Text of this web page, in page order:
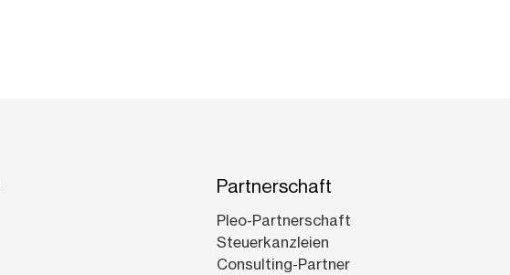
Partnerschaft
Pleo-Partnerschaft
Steuerkanzleien
Consulting-Partner